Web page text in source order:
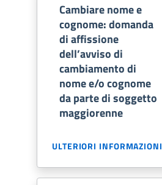
Cambiare nome e
cognome: domanda
di affissione
dell’avviso di
cambiamento di
nome e/o cognome
da parte di soggetto
maggiorenne
ULTERIORI INFORMAZIONI